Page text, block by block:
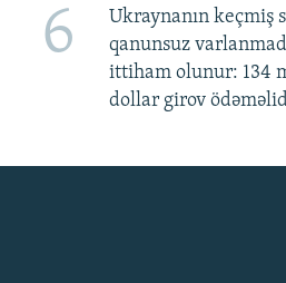
6
Ukraynanın keçmiş
qanunsuz
ittiham olunur: 134
dollar girov